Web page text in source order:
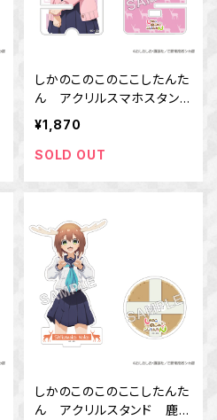
しかのこのこのここしたんた
ん アクリルスマホスタン
ド 狸小路 絹
¥1,870
SOLD OUT
しかのこのこのここしたんた
ん アクリルスタンド 鹿乃